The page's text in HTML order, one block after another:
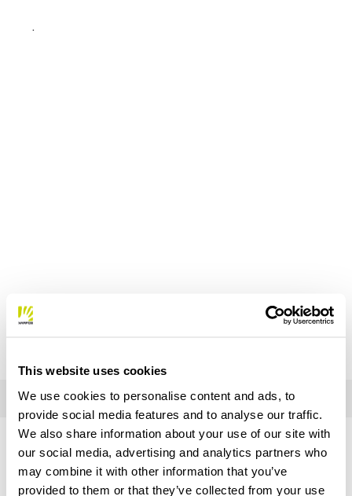
This website uses cookies
We use cookies to personalise content and ads, to
provide social media features and to analyse our traffic.
We also share information about your use of our site with
our social media, advertising and analytics partners who
may combine it with other information that you’ve
provided to them or that they’ve collected from your use
.
BRAUCHST DU HILFE?
Wenn du Fragen hast oder Unterstützung benötigst,